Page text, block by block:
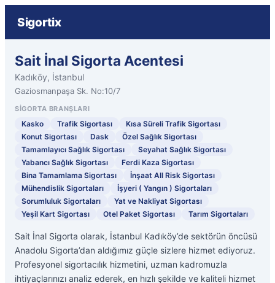
Sigortix
Sait İnal Sigorta Acentesi
Kadıköy, İstanbul
Gaziosmanpaşa Sk. No:10/7
SIGORTA BRANŞLARI
Kasko Trafik Sigortası
Kısa Süreli Trafik Sigortası
Konut Sigortası
Dask
Özel Sağlık Sigortası
Tamamlayıcı Sağlık Sigortası
Seyahat Sağlık Sigortası
Yabancı Sağlık Sigortası
Ferdi Kaza Sigortası
Bina Tamamlama Sigortası
İnşaat All Risk Sigortası
Mühendislik Sigortaları
İşyeri ( Yangın ) Sigortaları
Sorumluluk Sigortaları
Yat ve Nakliyat Sigortası
Yeşil Kart Sigortası
Otel Paket Sigortası Tarım Sigortaları
Sait İnal Sigorta olarak, İstanbul Kadıköy’de sektörün öncüsü
Anadolu Sigorta’dan aldığımız güçle sizlere hizmet ediyoruz.
Profesyonel sigortacılık hizmetini, uzman kadromuzla
ihtiyaçlarınızı analiz ederek, en hızlı şekilde ve kaliteli hizmet